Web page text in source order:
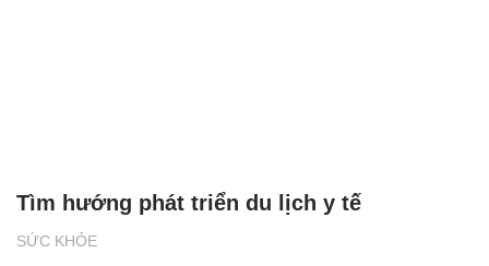
SỨC KHỎE
Tìm hướng phát triển du lịch y tế